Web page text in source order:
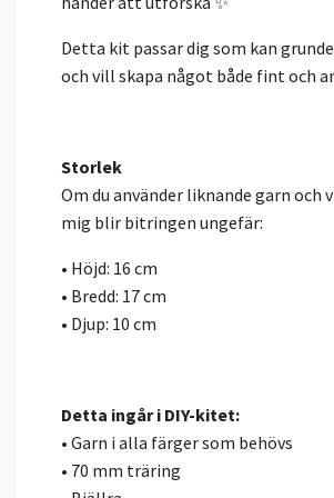
Detta kit passar dig som kan
och vill skapa något både fint och
Storlek
Om du använder liknande garn och
mig blir bitringen ungefär:
• Höjd: 16 cm
• Bredd: 17 cm
• Djup: 10 cm
Detta ingår i DIY-kitet:
• Garn i alla färger som behövs
• 70 mm träring